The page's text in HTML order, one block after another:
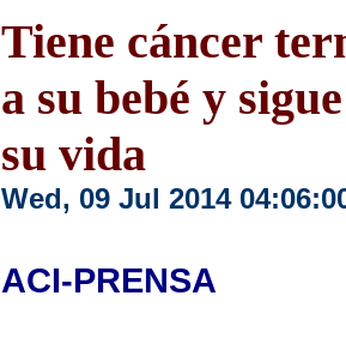
Tiene cáncer
a su bebé y
su vida
Wed, 09 Jul 2014
ACI-PRENSA